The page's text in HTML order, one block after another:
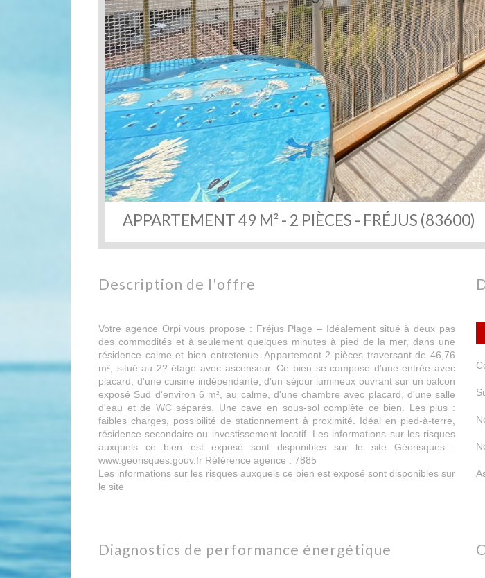
APPARTEMENT 49 M² - 2 PIÈCES - FRÉJUS (83600)
description de l'offre
Votre agence Orpi vous propose : Fréjus Plage – Idéalement situé à deux pas
des commodités et à seulement quelques minutes à pied de la mer, dans une
résidence calme et bien entretenue. Appartement 2 pièces traversant de 46,76
m², situé au 2? étage avec ascenseur. Ce bien se compose d'une entrée avec
placard, d'une cuisine indépendante, d'un séjour lumineux ouvrant sur un balcon
exposé Sud d'environ 6 m², au calme, d'une chambre avec placard, d'une salle
d'eau et de WC séparés. Une cave en sous-sol complète ce bien. Les plus :
faibles charges, possibilité de stationnement à proximité. Idéal en pied-à-terre,
résidence secondaire ou investissement locatif. Les informations sur les risques
auxquels ce bien est exposé sont disponibles sur le site Géorisques :
www.georisques.gouv.fr Référence agence : 7885
Les informations sur les risques auxquels ce bien est exposé sont disponibles sur
le site
diagnostics de performance énergétique